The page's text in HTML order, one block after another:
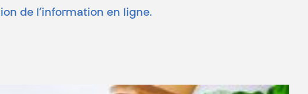
de l’information en ligne.